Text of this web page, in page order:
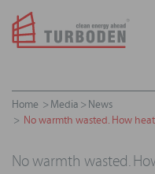
Home Media
News
No warmth wasted. How
No warmth wasted.